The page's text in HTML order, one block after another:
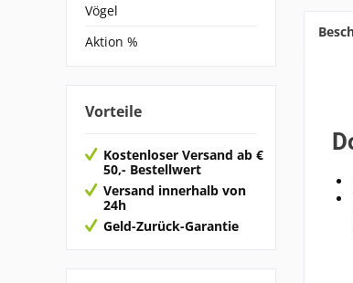
Vögel
Aktion %
Vorteile
Kostenloser Versand ab €
50,- Bestellwert
Versand innerhalb von
24h
Geld-Zurück-Garantie